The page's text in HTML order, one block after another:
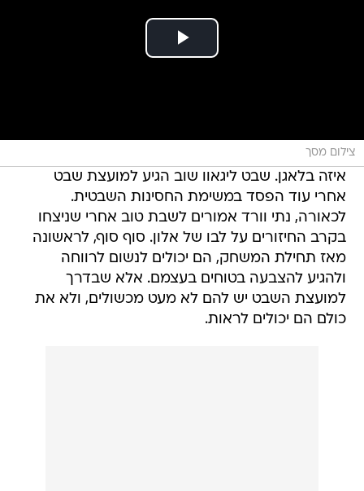
צילום מסך
איזה בלאגן. שבט ליגאוו שוב הגיע למועצת שבט
אחרי עוד הפסד במשימת החסינות השבטית.
לכאורה, נתי וורד אמורים לשבת טוב אחרי שניצחו
בקרב החיזורים על לבו של אלון. סוף סוף, לראשונה
מאז תחילת המשחק, הם יכולים לנשום לרווחה
ולהגיע להצבעה בטוחים בעצמם. אלא שבדרך
למועצת השבט יש להם לא מעט מכשולים, ולא את
כולם הם יכולים לראות.